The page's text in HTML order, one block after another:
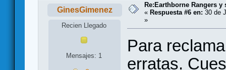
GinesGimenez
Recien Llegado
Mensajes: 1
Re:Earthborne Rangers y
« Respuesta #6 en: 30 de
»
Para
erratas.